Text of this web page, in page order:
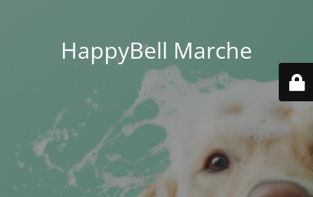
HappyBell Marche